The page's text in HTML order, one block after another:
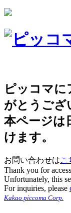
ピッコマに
がとうござ
本ページは
けます。
お問い合わせはこ
Thank you for
Unfortunately, this
For inquiries, please
Kakao piccoma Corp.